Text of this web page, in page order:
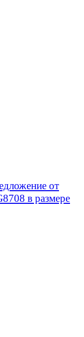
от
в размере